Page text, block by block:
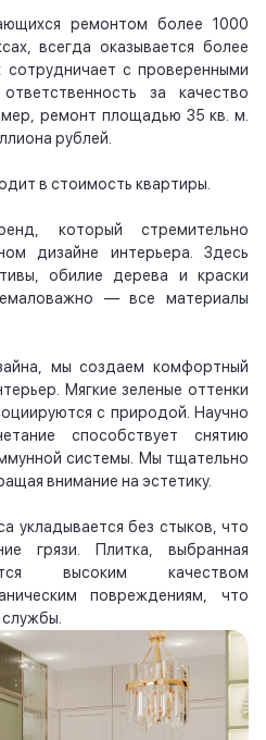
ремонтом более 1000
всегда оказывается более
с проверенными
за качество
ремонт площадью 35 кв. м.
рублей.
в стоимость квартиры.
который стремительно
дизайне интерьера. Здесь
обилие дерева и краски
— все материалы
мы создаем комфортный
Мягкие зеленые оттенки
с природой. Научно
способствует снятию
системы. Мы тщательно
внимание на эстетику.
укладывается без стыков, что
грязи. Плитка, выбранная
высоким качеством
повреждениям, что